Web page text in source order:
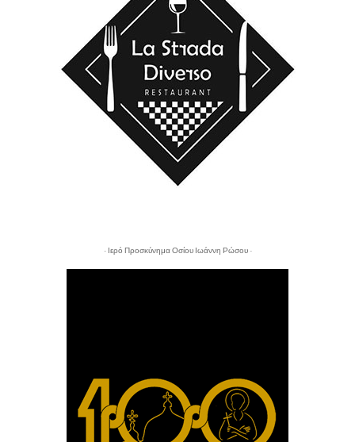
- Ιερό Προσκύνημα Οσίου Ιωάννη Ρώσου -